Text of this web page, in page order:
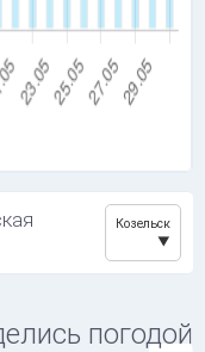
Козельск
погодой